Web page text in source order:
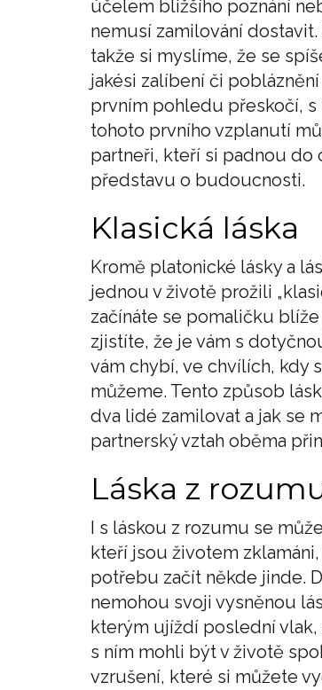
účelem bližšího poznání
nemusí zamilování
takže si myslíme, že se
jakési zalíbení či
prvním pohledu přeskočí, s
tohoto prvního vzplanutí
partneři, kteří si padnou do
představu o budoucnosti.
Klasická láska
Kromě platonické lásky a
jednou v životě prožili
začínáte se pomaličku
zjistíte, že je vám s
vám chybí, ve chvílích, kdy
můžeme. Tento způsob
dva lidé zamilovat a jak se
partnerský vztah oběma
Láska z
I s láskou z rozumu se
kteří jsou životem
potřebu začít někde jinde.
nemohou svoji vysněnou
kterým ujíždí poslední vlak,
s ním mohli být v životě
vzrušení, které si můžete